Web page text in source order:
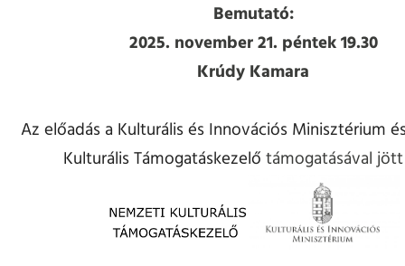
Bemutató:
2025. november 21. péntek 19.30
Krúdy Kamara
Az előadás a Kulturális és Innovációs Minisztérium
Kulturális Támogatáskezelőtámogatásával